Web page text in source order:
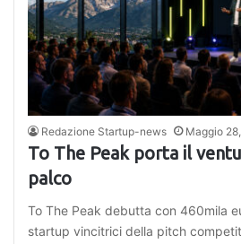
Redazione Startup-news Maggio
To The Peak porta il
palco
To The Peak debutta con 460mila
startup vincitrici della pitch